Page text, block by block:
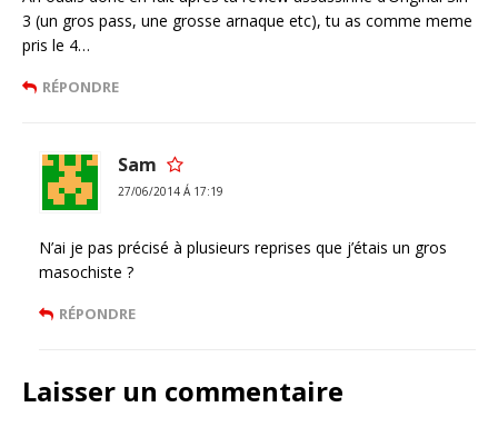
3 (un gros pass, une grosse arnaque etc), tu as comme meme
pris le 4…
RÉPONDRE
Sam
27/06/2014 Á 17:19
N’ai je pas précisé à plusieurs reprises que j’étais un gros
masochiste ?
RÉPONDRE
Laisser un commentaire